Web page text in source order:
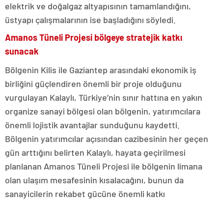
elektrik ve doğalgaz altyapısının tamamlandığını,
üstyapı çalışmalarının ise başladığını söyledi.
Amanos Tüneli Projesi bölgeye stratejik katkı
sunacak
Bölgenin Kilis ile Gaziantep arasındaki ekonomik iş
birliğini güçlendiren önemli bir proje olduğunu
vurgulayan Kalaylı, Türkiye’nin sınır hattına en yakın
organize sanayi bölgesi olan bölgenin, yatırımcılara
önemli lojistik avantajlar sunduğunu kaydetti.
Bölgenin yatırımcılar açısından cazibesinin her geçen
gün arttığını belirten Kalaylı, hayata geçirilmesi
planlanan Amanos Tüneli Projesi ile bölgenin limana
olan ulaşım mesafesinin kısalacağını, bunun da
sanayicilerin rekabet gücüne önemli katkı